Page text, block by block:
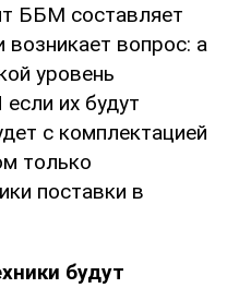
ББМ составляет
возникает вопрос: а
уровень
их будут
с комплектацией
только
поставки в
будут